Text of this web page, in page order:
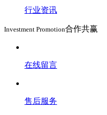
行业资讯
Investment Promotion合作共赢
在线留言
售后服务